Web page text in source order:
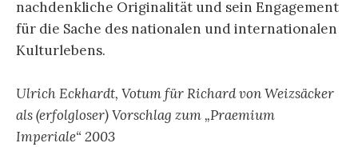
nachdenkliche Originalität und sein Engagement
für die Sache des nationalen und internationalen
Kulturlebens.
Ulrich Eckhardt, Votum für Richard von Weizsäcker
als (erfolgloser) Vorschlag zum „Praemium
Imperiale“ 2003